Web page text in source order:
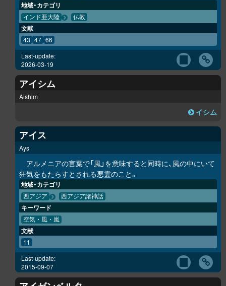
地域・カテゴリ
インド亜大陸 仏教
文献
43 47 66
Last-update:
2026-03-19
アイシム
Aishim
イシム
アイス
Ays
アルメニアの言葉で「風」を意味すると同時に、風の中にいて
狂気をもたらすとされる悪霊のこと。
地域・カテゴリ
西アジア 西アジア諸神話
キーワード
空気・風・嵐
文献
11
Last-update:
2015-09-07